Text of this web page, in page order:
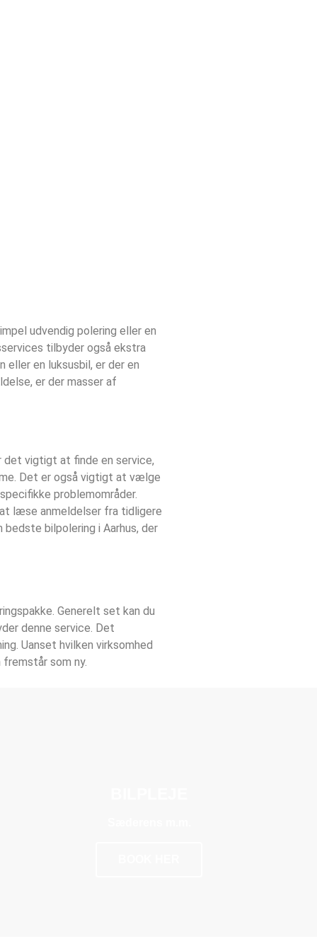
udvendig polering eller en
tilbyder også ekstra
eller en luksusbil, er der en
er der masser af
det vigtigt at finde en service,
Det er også vigtigt at vælge
problemområder.
læse anmeldelser fra tidligere
bilpolering i Aarhus, der
Generelt set kan du
denne service. Det
Uanset hvilken virksomhed
som ny.